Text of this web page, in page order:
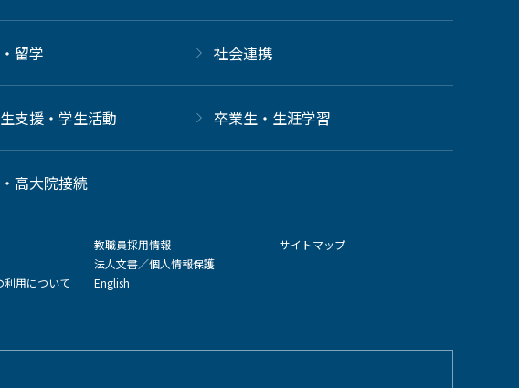
留学 社会連携
支援・学生活動 卒業生・生涯学習
高大院接続
用について
教職員採用情報
法人文書／個人情報保護
English
サイトマップ